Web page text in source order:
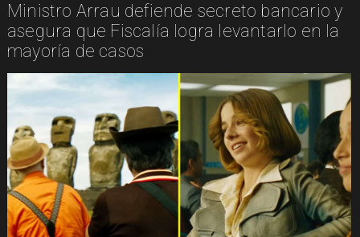
Ministro Arrau defiende secreto bancario y
asegura que Fiscalía logra levantarlo en la
mayoría de casos